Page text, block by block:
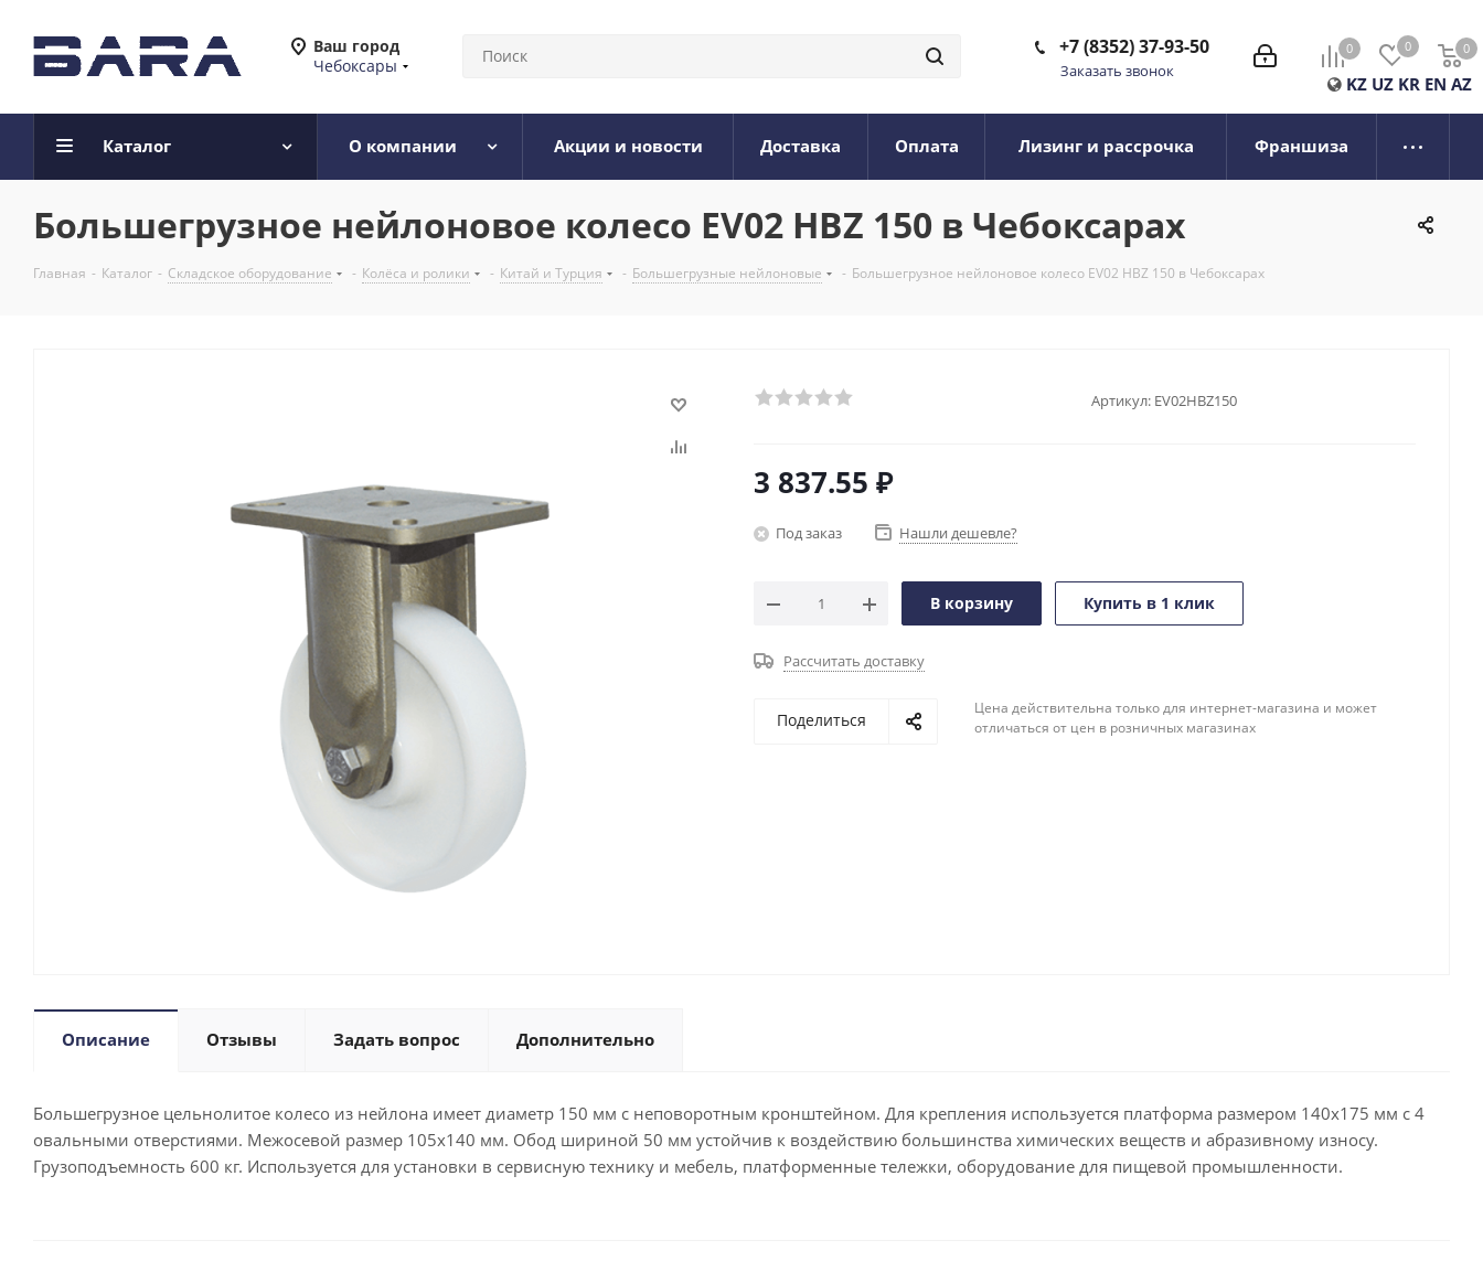
Ваш город
Чебоксары
0 0 0
0
KZ UZ KR EN AZ
+7 (8352) 37-93-50
Заказать звонок
Каталог О компании Акции и новости Доставка Оплата Лизинг и рассрочка Франшиза
Большегрузное нейлоновое колесо EV02 HBZ 150 в Чебоксарах
Главная - Каталог - Складское оборудование - Колёса и ролики - Китай и Турция - Большегрузные нейлоновые - Большегрузное нейлоновое колесо EV02 HBZ 150 в Чебоксарах
Артикул: EV02HBZ150
3 837.55 ₽
Под заказ Нашли дешевле?
В корзину Купить в 1 клик
Рассчитать доставку
Поделиться
Цена действительна только для интернет-магазина и может
отличаться от цен в розничных магазинах
Описание Отзывы Задать вопрос Дополнительно
Большегрузное цельнолитое колесо из нейлона имеет диаметр 150 мм с неповоротным кронштейном. Для крепления используется платформа размером 140x175 мм с 4
овальными отверстиями. Межосевой размер 105x140 мм. Обод шириной 50 мм устойчив к воздействию большинства химических веществ и абразивному износу.
Грузоподъемность 600 кг. Используется для установки в сервисную технику и мебель, платформенные тележки, оборудование для пищевой промышленности.